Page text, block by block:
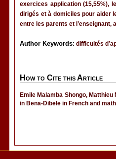
exercices application (15,55%),
dirigés et à domiciles pour aider
entre les parents et
Author Keywords: difficultés
How to Cite this Article
Emile Malamba Shongo,
in Bena-Dibele in French and